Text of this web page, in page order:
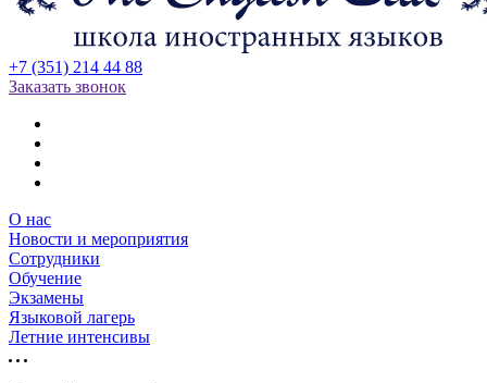
+7 (351) 214 44 88
Заказать звонок
О нас
Новости и мероприятия
Сотрудники
Обучение
Экзамены
Языковой лагерь
Летние интенсивы